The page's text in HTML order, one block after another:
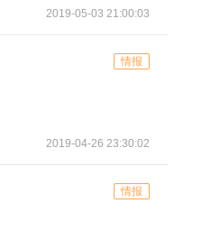
2019-05-03 21:00:03
情报
2019-04-26 23:30:02
情报